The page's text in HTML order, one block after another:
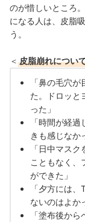
のが惜しいところ
になる人は、皮脂
う。
＜ 皮脂崩れについ
「鼻の毛穴
た。ドロッと
った」
「時間が経
きも感じなか
「日中マス
こともなく、
ができた」
「夕方には
ないのはよか
「塗布後か